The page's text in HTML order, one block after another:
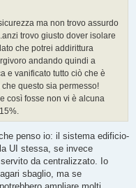
ma non trovo assurdo
trovo giusto dover isolare
che potrei addirittura
andando quindi a
e vanificato tutto ciò che è
questo sia permesso!
così fosse non vi è alcuna
penso io: il sistema edificio-
UI stessa, se invece
da centralizzato. Io
sbaglio, ma se